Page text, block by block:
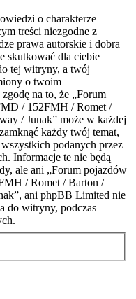
o charakterze
treści niezgodne z
prawa autorskie i dobra
skutkować dla ciebie
tej witryny, a twój
o twoim
na to, że „Forum
/ 152FMH / Romet /
/ Junak” może w każdej
każdy twój temat,
podanych przez
Informacje te nie będą
ale ani „Forum pojazdów
/ Romet / Barton /
ani phpBB Limited nie
do witryny, podczas